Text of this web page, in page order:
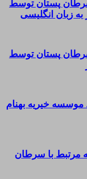
پستان توسط
زبان انگلیسی
پستان توسط
موسسه خیریه بهنام
مرتبط با سرطان